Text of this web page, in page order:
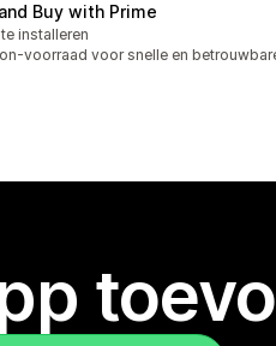
Buy with Prime
installeren
voorraad voor snelle en